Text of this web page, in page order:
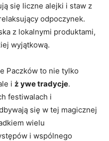
się liczne⁣ alejki i‌ staw z
odpoczynek.
z ⁤lokalnymi produktami,
wyjątkową.
Paczków to nie tylko
i ż ywe tradycje.
festiwalach i
‌się w ⁣tej magicznej⁣
wielu
i wspólnego